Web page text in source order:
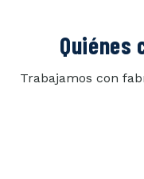
Quiénes
Trabajamos con